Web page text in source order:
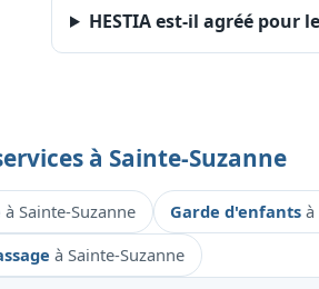
HESTIA est-il agréé pour
à Sainte-Suzanne
à Sainte-Suzanne Garde d'enfantsà
à Sainte-Suzanne